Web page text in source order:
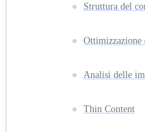
Struttura del
Ottimizzazione
Analisi delle
Thin Content